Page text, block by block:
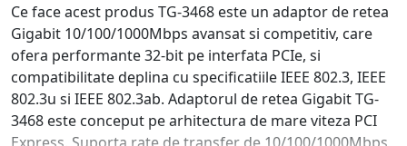
Ce face acest produs TG-3468 este un adaptor de retea
Gigabit 10/100/1000Mbps avansat si competitiv, care
ofera performante 32-bit pe interfata PCIe, si
compatibilitate deplina cu specificatiile IEEE 802.3, IEEE
802.3u si IEEE 802.3ab. Adaptorul de retea Gigabit TG-
3468 este conceput pe arhitectura de mare viteza PCI